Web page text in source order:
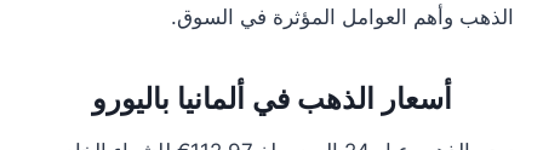
الذهب وأهم العوامل المؤثرة في السوق.
أسعار الذهب في ألمانيا باليورو